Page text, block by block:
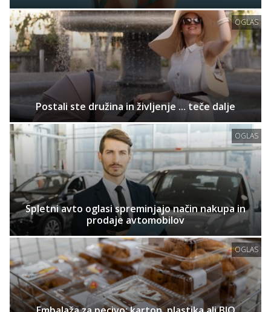
OGLAS
Postali ste družina in življenje ... teče dalje
OGLAS
Spletni avto oglasi spreminjajo način nakupa in
prodaje avtomobilov
OGLAS